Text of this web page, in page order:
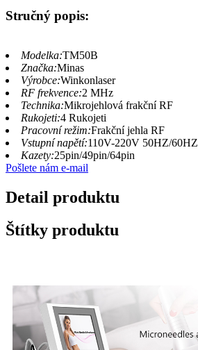
Stručný popis:
Modelka:TM50B
Značka:Minas
Výrobce:Winkonlaser
RF frekvence:2 MHz
Technika:Mikrojehlová frakční RF
Rukojeti:4 Rukojeti
Pracovní režim:Frakční jehla RF
Vstupní napětí:110V-220V 50HZ/60HZ
Kazety:25pin/49pin/64pin
Pošlete nám e-mail
Detail produktu
Štítky produktu